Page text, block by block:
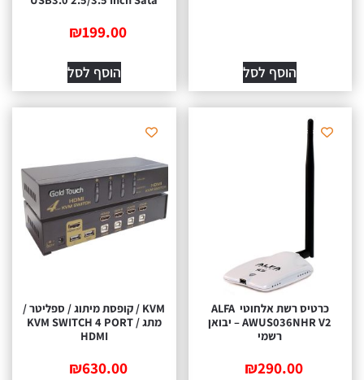
הוסף לסל
₪199.00
הוסף לסל
כרטיס רשת אלחוטי ALFA
AWUS036NHR V2 – יבואן
רשמי
₪290.00
KVM / קופסת מיתוג / ספליטר /
מתג / KVM SWITCH 4 PORT
HDMI
₪630.00